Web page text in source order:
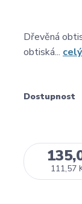
Dřevěná
obtiská...
Dostupnost
111,57